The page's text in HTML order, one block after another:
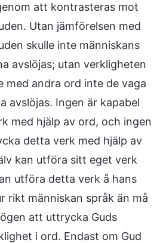
att kontrasteras mot
Utan jämförelsen med
skulle inte människans
avslöjas; utan verkligheten
med andra ord inte de vaga
avslöjas. Ingen är kapabel
med hjälp av ord, och ingen
detta verk med hjälp av
kan utföra sitt eget verk
utföra detta verk å hans
rikt människan språk än må
att uttrycka Guds
i ord. Endast om Gud